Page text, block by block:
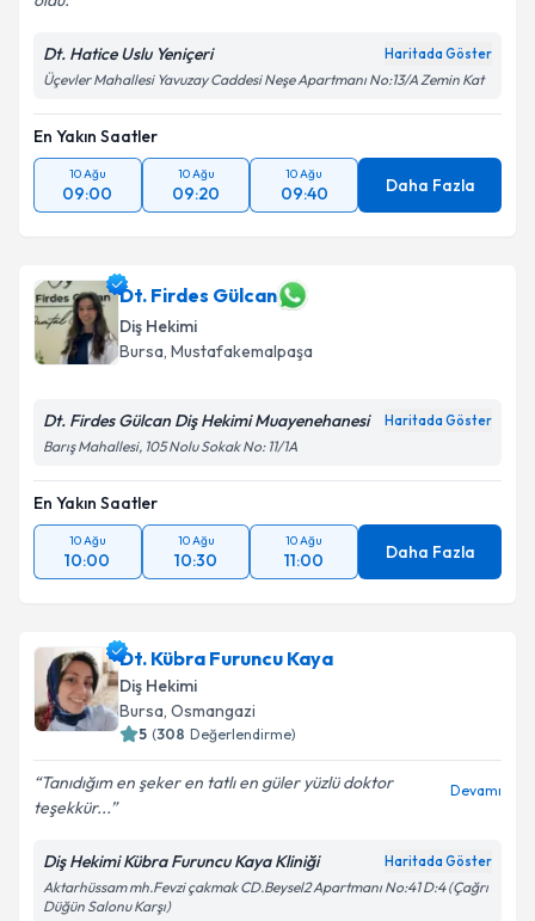
Dt. Hatice Uslu Yeniçeri Haritada Göster
Üçevler Mahallesi Yavuzay Caddesi Neşe Apartmanı No:13/A Zemin Kat
En Yakın Saatler
10 Ağu
09:00
10 Ağu
09:20
10 Ağu
09:40 Daha Fazla
Dt. Firdes Gülcan
Diş Hekimi
Bursa, Mustafakemalpaşa
Dt. Firdes Gülcan Diş Hekimi Muayenehanesi Haritada Göster
Barış Mahallesi, 105 Nolu Sokak No: 11/1A
En Yakın Saatler
10 Ağu
10:00
10 Ağu
10:30
10 Ağu
11:00 Daha Fazla
Dt. Kübra Furuncu Kaya
Diş Hekimi
Bursa, Osmangazi
5 (308 Değerlendirme)
Tanıdığım en şeker en tatlı en güler yüzlü doktor
teşekkür...
Devamı
Diş Hekimi Kübra Furuncu Kaya Kliniği Haritada Göster
Aktarhüssam mh.Fevzi çakmak CD.Beysel2 Apartmanı No:41 D:4 (Çağrı
Düğün Salonu Karşı)